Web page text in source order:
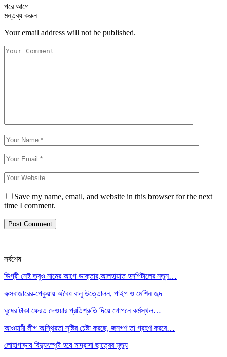
পরেআগে
মন্তব্য করুন
Your email address will not be published.
Save my name, email, and website in this browser for the next
time I comment.
সর্বশেষ
ডিগ্রী নেই তবুও নামের আগে ডাক্তার,আলহায়াত হসপিটালের নতুন…
কক্সবাজারের-পেকুয়ায় অবৈধ বালু উত্তোলন, পাইপ ও মেশিন জব্দ
ঘুষের টাকা ফেরত দেওয়ার প্রতিশ্রুতি দিয়ে গোপনে কর্মস্থল…
আওয়ামী লীগ অস্থিরতা সৃষ্টির চেষ্টা করছে, জনগণ তা গ্রহণ করবে…
লোহাগাড়ায় বিদ্যুৎস্পৃষ্ট হয়ে মাদ্রাসা ছাত্রের মৃত্যু